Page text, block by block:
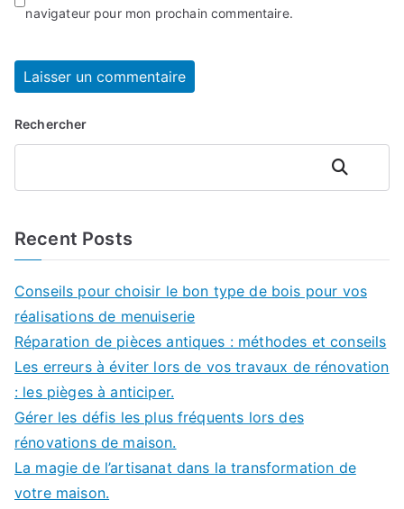
navigateur pour mon prochain commentaire.
Rechercher
Rechercher
Recent Posts
Conseils pour choisir le bon type de bois pour vos
réalisations de menuiserie
Réparation de pièces antiques : méthodes et conseils
Les erreurs à éviter lors de vos travaux de rénovation
: les pièges à anticiper.
Gérer les défis les plus fréquents lors des
rénovations de maison.
La magie de l’artisanat dans la transformation de
votre maison.